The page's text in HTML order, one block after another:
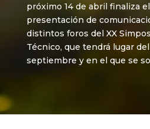
próximo 14 de abril finaliza
presentación de
distintos foros del XX
Técnico, que tendrá lugar del
septiembre y en el que se